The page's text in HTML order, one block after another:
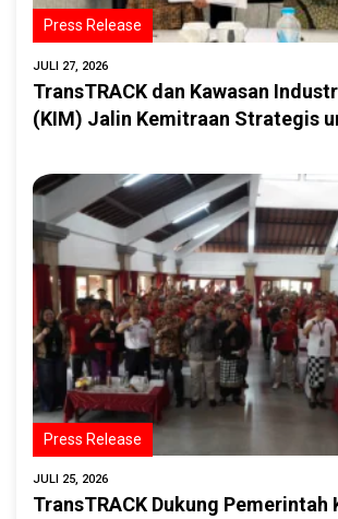
Press Release
JULI 27, 2026
TransTRACK dan Kawasan
(KIM) Jalin Kemitraan Strategis
Logistik di Kawasan Industri
Press Release
JULI 25, 2026
TransTRACK Dukung Pemerintah